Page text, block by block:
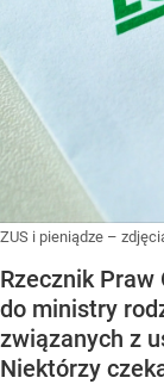
ZUS i pieniądze –
Rzecznik
do ministry
związanych z
Niektórzy